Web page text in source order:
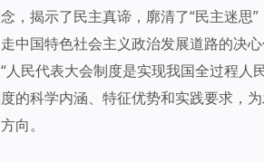
，揭示了民主真谛，廓清了“民主迷
中国特色社会主义政治发展道路的决
人民代表大会制度是实现我国全过程
的科学内涵、特征优势和实践要求，
向。